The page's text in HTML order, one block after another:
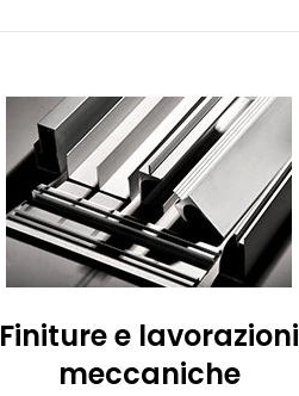
Finiture e lavorazioni
meccaniche